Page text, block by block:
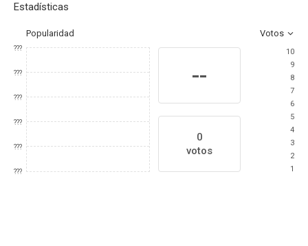
Estadísticas
Popularidad Votos
???
???
???
???
???
???
--
0
votos
10
9
8
7
6
5
4
3
2
1